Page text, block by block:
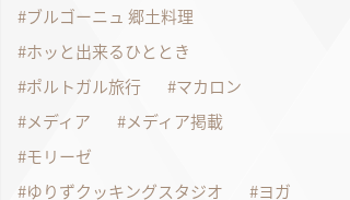
ブルゴーニュ 郷土料理
ホッと出来るひととき
ポルトガル旅行
マカロン
メディア
メディア掲載
モリーゼ
ゆりずクッキングスタジオ
ヨガ